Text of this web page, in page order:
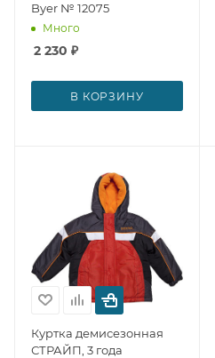
Byer № 12075
Много
2 230 ₽
В КОРЗИНУ
Куртка демисезонная
СТРАЙП, 3 года